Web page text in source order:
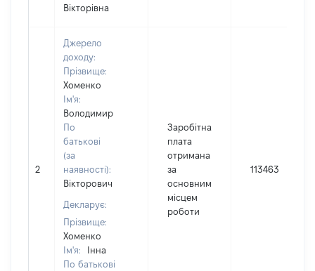
Вікторівна
2
Джерело
доходу:
Прізвище:
Хоменко
Ім'я:
Володимир
По
батькові
(за
наявності):
Вікторович
Декларує:
Прізвище:
Хоменко
Ім'я:
Інна
По батькові
Заробітна
плата
отримана
за
основним
місцем
роботи
113463